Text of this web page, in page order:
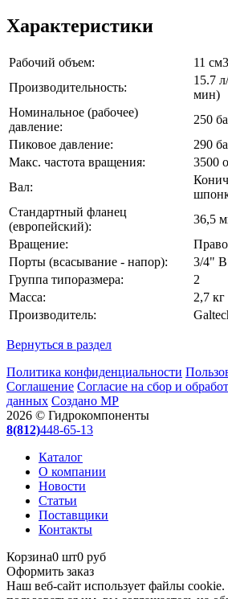
Характеристики
Рабочий объем:
11
Производительность:
15.7
мин)
Номинальное (рабочее)
давление:
250
Пиковое давление:
290
Макс. частота вращения:
3500
Вал:
Стандартный фланец
(европейский):
36,5
Вращение:
Порты (всасывание - напор):
3/4"
Группа типоразмера:
2
Масса:
2,7 кг
Производитель:
Вернуться в раздел
Политика конфиденциальности
Соглашение Согласие на сбор и
данных Создано МР
2026 © Гидрокомпоненты
8(812)448-65-13
Каталог
О компании
Новости
Статьи
Поставщики
Контакты
Корзина0 шт0 руб
Оформить заказ
Наш веб-сайт использует файлы